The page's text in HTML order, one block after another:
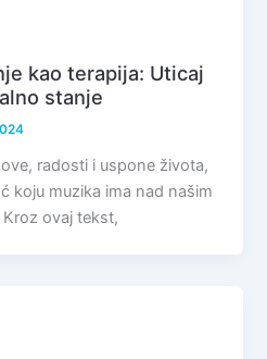
kao terapija: Uticaj
stanje
radosti i uspone života,
koju muzika ima nad našim
ovaj tekst,